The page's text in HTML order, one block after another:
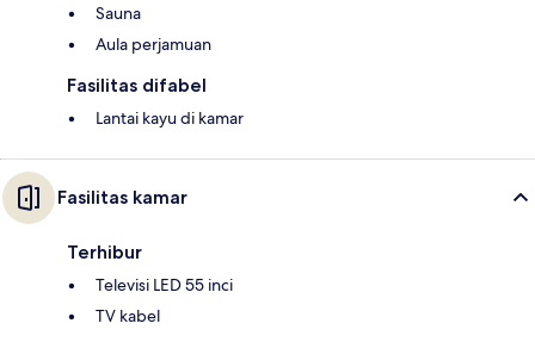
Sauna
Aula perjamuan
Fasilitas difabel
Lantai kayu di kamar
Fasilitas kamar
Terhibur
Televisi LED 55 inci
TV kabel